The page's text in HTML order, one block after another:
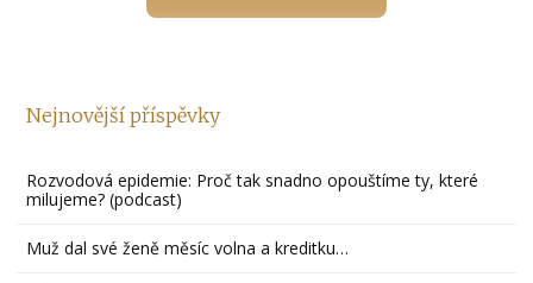
Nejnovější příspěvky
Rozvodová epidemie: Proč tak snadno opouštíme ty, které
milujeme? (podcast)
Muž dal své ženě měsíc volna a kreditku…